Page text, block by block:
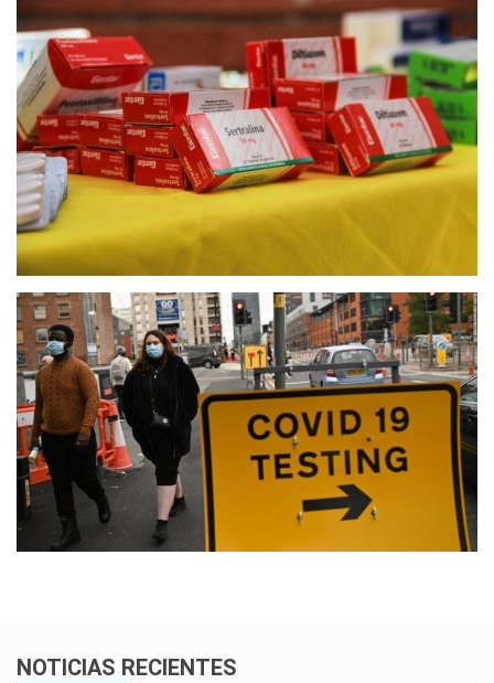
NOTICIAS RECIENTES